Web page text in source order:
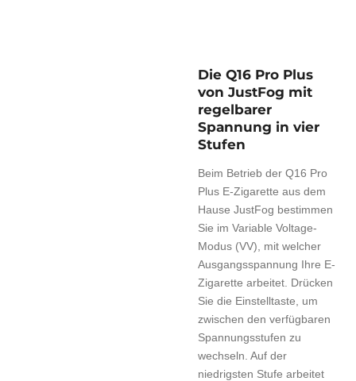
Die Q16 Pro Plus
von JustFog mit
regelbarer
Spannung in vier
Stufen
Beim Betrieb der Q16 Pro
Plus E-Zigarette aus dem
Hause JustFog bestimmen
Sie im Variable Voltage-
Modus (VV), mit welcher
Ausgangsspannung Ihre E-
Zigarette arbeitet. Drücken
Sie die Einstelltaste, um
zwischen den verfügbaren
Spannungsstufen zu
wechseln. Auf der
niedrigsten Stufe arbeitet